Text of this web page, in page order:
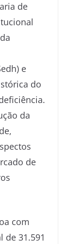
de
e
do
da
de
com
de 31.591